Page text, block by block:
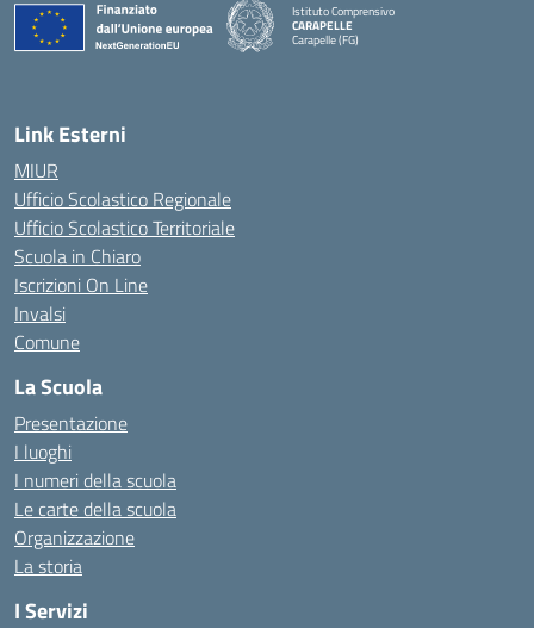
Istituto Comprensivo
CARAPELLE
Carapelle (FG)
— Visita la pagina iniziale della scuola
Link Esterni
MIUR
Ufficio Scolastico Regionale
Ufficio Scolastico Territoriale
Scuola in Chiaro
Iscrizioni On Line
Invalsi
Comune
La Scuola
Presentazione
I luoghi
I numeri della scuola
Le carte della scuola
Organizzazione
La storia
I Servizi